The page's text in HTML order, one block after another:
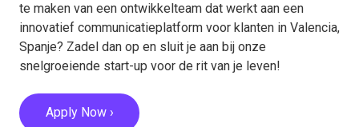
te maken van een ontwikkelteam dat werkt aan een
innovatief communicatieplatform voor klanten in Valencia,
Spanje? Zadel dan op en sluit je aan bij onze
snelgroeiende start-up voor de rit van je leven!
Apply Now ›